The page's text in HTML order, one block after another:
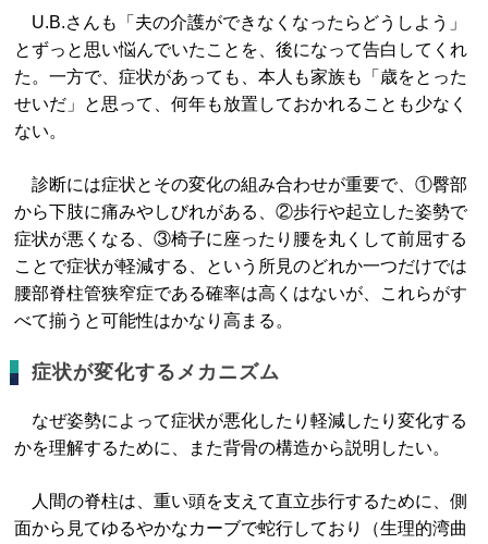
U.B.さんも「夫の介護ができなくなったらどうしよう」
とずっと思い悩んでいたことを、後になって告白してくれ
た。一方で、症状があっても、本人も家族も「歳をとった
せいだ」と思って、何年も放置しておかれることも少なく
ない。
診断には症状とその変化の組み合わせが重要で、①臀部
から下肢に痛みやしびれがある、②歩行や起立した姿勢で
症状が悪くなる、③椅子に座ったり腰を丸くして前屈する
ことで症状が軽減する、という所見のどれか一つだけでは
腰部脊柱管狭窄症である確率は高くはないが、これらがす
べて揃うと可能性はかなり高まる。
症状が変化するメカニズム
なぜ姿勢によって症状が悪化したり軽減したり変化する
かを理解するために、また背骨の構造から説明したい。
人間の脊柱は、重い頭を支えて直立歩行するために、側
面から見てゆるやかなカーブで蛇行しており（生理的湾曲